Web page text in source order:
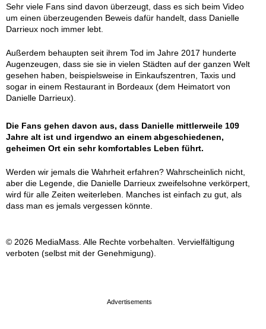
Sehr viele Fans sind davon überzeugt, dass es sich beim Video
um einen überzeugenden Beweis dafür handelt, dass Danielle
Darrieux noch immer lebt.
Außerdem behaupten seit ihrem Tod im Jahre 2017 hunderte
Augenzeugen, dass sie sie in vielen Städten auf der ganzen Welt
gesehen haben, beispielsweise in Einkaufszentren, Taxis und
sogar in einem Restaurant in Bordeaux (dem Heimatort von
Danielle Darrieux).
Die Fans gehen davon aus, dass Danielle mittlerweile 109
Jahre alt ist und irgendwo an einem abgeschiedenen,
geheimen Ort ein sehr komfortables Leben führt.
Werden wir jemals die Wahrheit erfahren? Wahrscheinlich nicht,
aber die Legende, die Danielle Darrieux zweifelsohne verkörpert,
wird für alle Zeiten weiterleben. Manches ist einfach zu gut, als
dass man es jemals vergessen könnte.
© 2026 MediaMass. Alle Rechte vorbehalten. Vervielfältigung
verboten (selbst mit der Genehmigung).